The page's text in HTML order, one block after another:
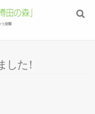
した！